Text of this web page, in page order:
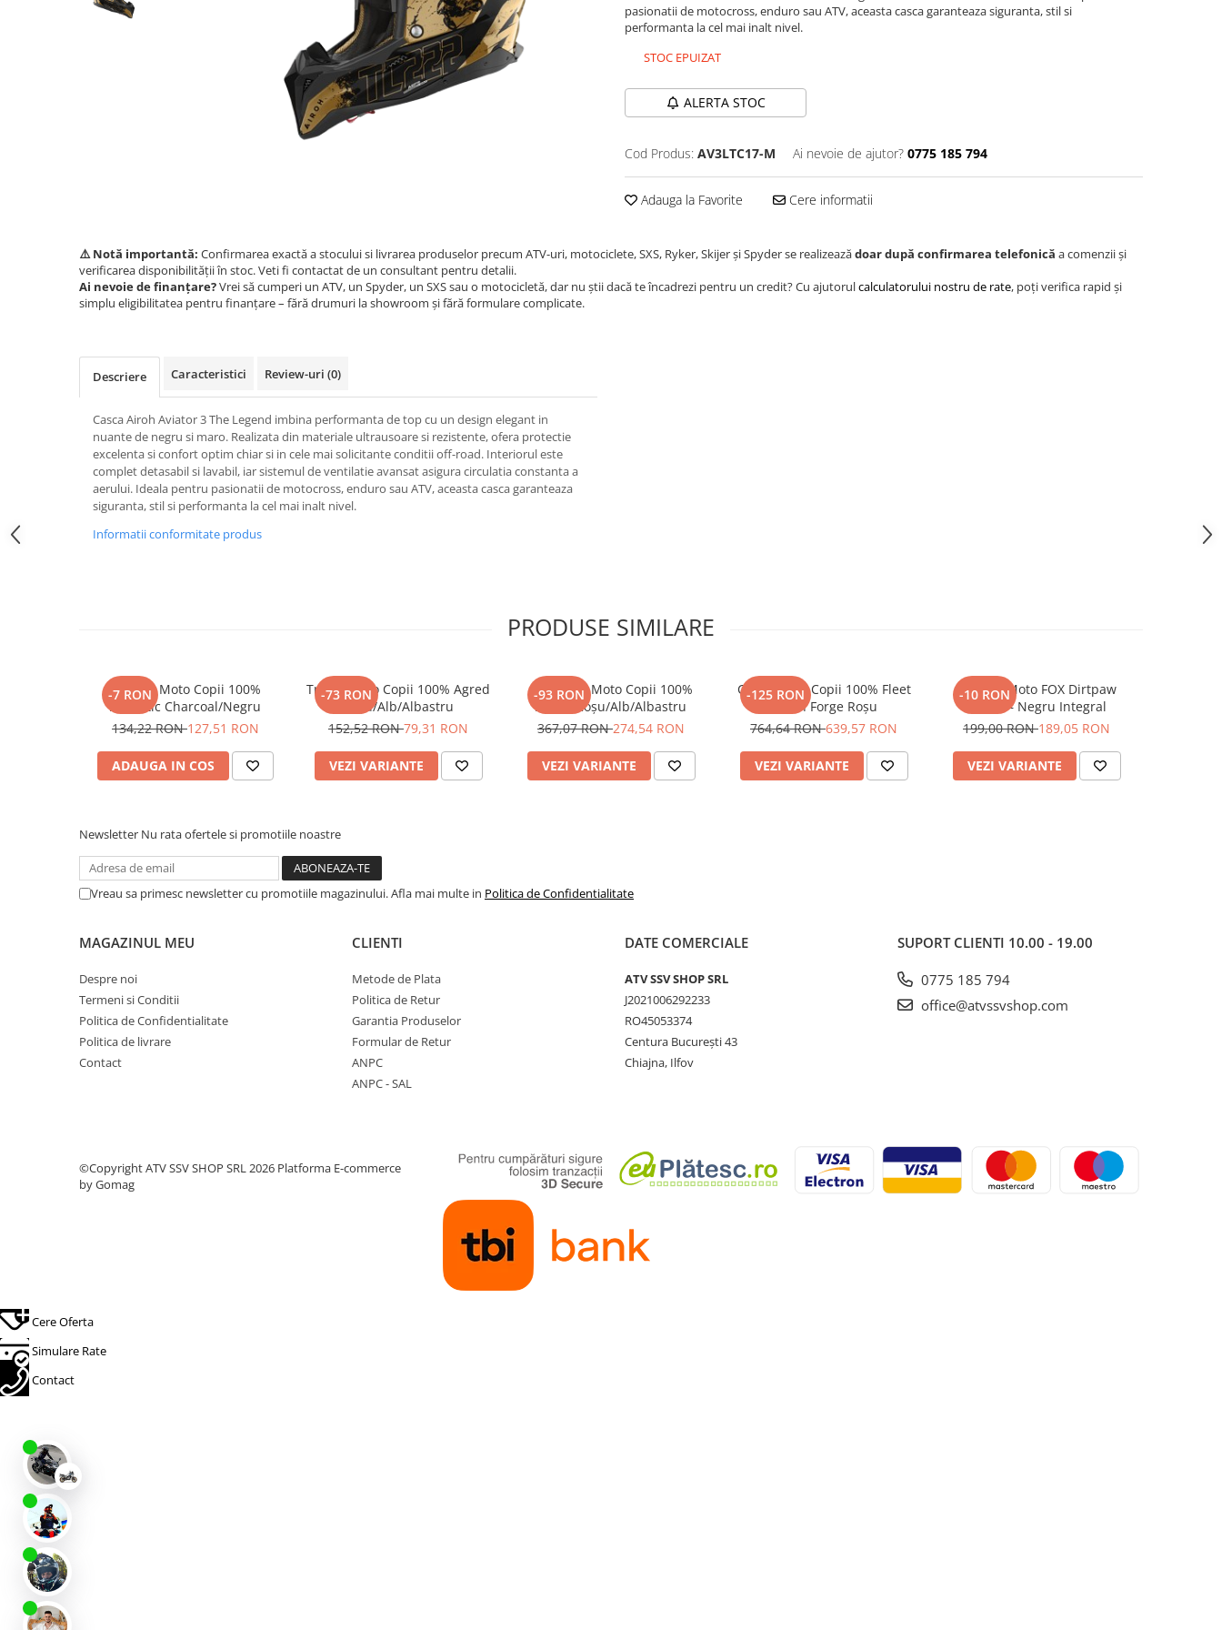
400 - 600 cmc. (65)
600 - 800 cmc. (29)
800 - 1000 cmc. (81)
MOTOCICLETE
ATV COPII
MOTO COPII
CROSS ENDURO
Set Complet
ECHIPAMENTE MOTO
ECHIPAMENTE COPII
Casti
Manusi
Tricouri
Borseta
Geanta
Rucsac
ECHIPAMENTE SKIJET
ACCESORII
CONSUMABILE
pasionatii de motocross, enduro sau ATV, aceasta casca garanteaza siguranta, stil si
performanta la cel mai inalt nivel.
STOC EPUIZAT
ALERTA STOC
Cod Produs: AV3LTC17-M Ai nevoie de ajutor? 0775 185 794
Adauga la Favorite Cere informatii
⚠️ Notă importantă: Confirmarea exactă a stocului si livrarea produselor precum ATV-uri, motociclete, SXS, Ryker, Skijer și Spyder se realizeazădoar după confirmarea telefonică a comenzii și
verificarea disponibilității în stoc. Veti fi contactat de un consultant pentru detalii.
Ai nevoie de finanțare?Vrei să cumperi un ATV, un Spyder, un SXS sau o motocicletă, dar nu știi dacă te încadrezi pentru un credit? Cu ajutorulcalculatorului nostru de rate, poți verifica rapid și
simplu eligibilitatea pentru finanțare – fără drumuri la showroom și fără formulare complicate.
Descriere Caracteristici Review-uri (0)
Casca Airoh Aviator 3 The Legend imbina performanta de top cu un design elegant in
nuante de negru si maro. Realizata din materiale ultrausoare si rezistente, ofera protectie
excelenta si confort optim chiar si in cele mai solicitante conditii off-road. Interiorul este
complet detasabil si lavabil, iar sistemul de ventilatie avansat asigura circulatia constanta a
aerului. Ideala pentru pasionatii de motocross, enduro sau ATV, aceasta casca garanteaza
siguranta, stil si performanta la cel mai inalt nivel.
Informatii conformitate produs
PRODUSE SIMILARE
-7 RON
Mănuși Moto Copii 100%
Airmatic Charcoal/Negru
134,22 RON127,51 RON
ADAUGA IN COS
-73 RON
Tricou Moto Copii 100% Agred
Roșu/Alb/Albastru
152,52 RON79,31 RON
VEZI VARIANTE
-93 RON
Pantaloni Moto Copii 100%
Agred Roșu/Alb/Albastru
367,07 RON274,54 RON
VEZI VARIANTE
-125 RON
Cască Moto Copii 100% Fleet
Youth Forge Roșu
764,64 RON639,57 RON
VEZI VARIANTE
-10 RON
Mănuși Moto FOX Dirtpaw
Negre – Negru Integral
199,00 RON189,05 RON
VEZI VARIANTE
Newsletter Nu rata ofertele si promotiile noastre
Vreau sa primesc newsletter cu promotiile magazinului. Afla mai multe in Politica de Confidentialitate
MAGAZINUL MEU
Despre noi
Termeni si Conditii
Politica de Confidentialitate
Politica de livrare
Contact
CLIENTI
Metode de Plata
Politica de Retur
Garantia Produselor
Formular de Retur
ANPC
ANPC - SAL
DATE COMERCIALE
ATV SSV SHOP SRL
J2021006292233
RO45053374
Centura București 43
Chiajna, Ilfov
SUPORT CLIENTI 10.00 - 19.00
0775 185 794
office@atvssvshop.com
©Copyright ATV SSV SHOP SRL 2026 Platforma E-commerce
by Gomag
Cere Oferta
Simulare Rate
Contact